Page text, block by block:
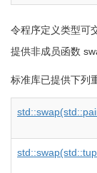
令程序定义类型可
提供非成员函数
标准库已提供下列
std::swap
std::swap